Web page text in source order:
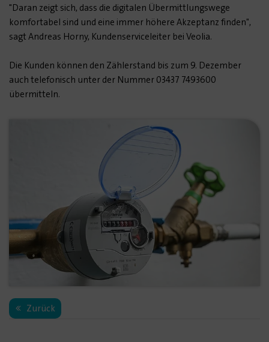
"Daran zeigt sich, dass die digitalen Übermittlungswege
komfortabel sind und eine immer höhere Akzeptanz finden",
sagt Andreas Horny, Kundenserviceleiter bei Veolia.
Die Kunden können den Zählerstand bis zum 9. Dezember
auch telefonisch unter der Nummer 03437 7493600
übermitteln.
Zurück